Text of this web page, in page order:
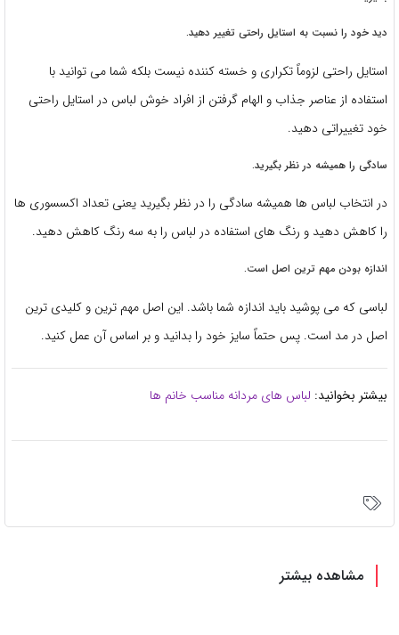
دید خود را نسبت به استایل راحتی تغییر دهید.
استایل راحتی لزوماً تکراری و خسته کننده نیست بلکه شما می توانید با
استفاده از عناصر جذاب و الهام گرفتن از افراد خوش لباس در استایل راحتی
خود تغییراتی دهید.
سادگی را همیشه در نظر بگیرید.
در انتخاب لباس ها همیشه سادگی را در نظر بگیرید یعنی تعداد اکسسوری ها
را کاهش دهید و رنگ های استفاده در لباس را به سه رنگ کاهش دهید.
اندازه بودن مهم ترین اصل است.
لباسی که می پوشید باید اندازه شما باشد. این اصل مهم ترین و کلیدی ترین
اصل در مد است. پس حتماً سایز خود را بدانید و بر اساس آن عمل کنید.
بیشتر بخوانید: لباس های مردانه مناسب خانم ها
مشاهده بیشتر